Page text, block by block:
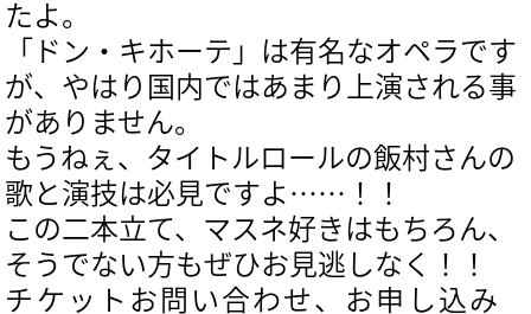
たよ。
「ドン・キホーテ」は有名なオペラです
が、やはり国内ではあまり上演される事
がありません。
もうねぇ、タイトルロールの飯村さんの
歌と演技は必見ですよ……！！
この二本立て、マスネ好きはもちろん、
そうでない方もぜひお見逃しなく！！
チケットお問い合わせ、お申し込み